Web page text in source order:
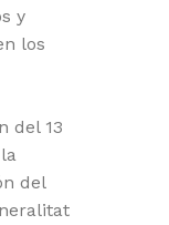
y
los
del 13
del